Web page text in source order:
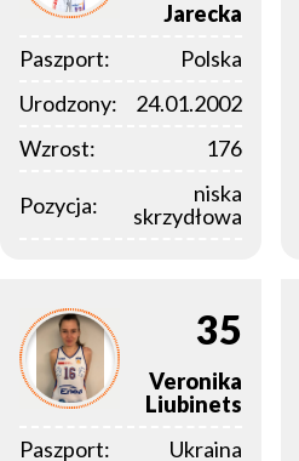
Jarecka
Paszport:
Polska
Urodzony:
24.01.2002
Wzrost:
176
Pozycja:
niska
skrzydłowa
35
Veronika
Liubinets
Paszport:
Ukraina